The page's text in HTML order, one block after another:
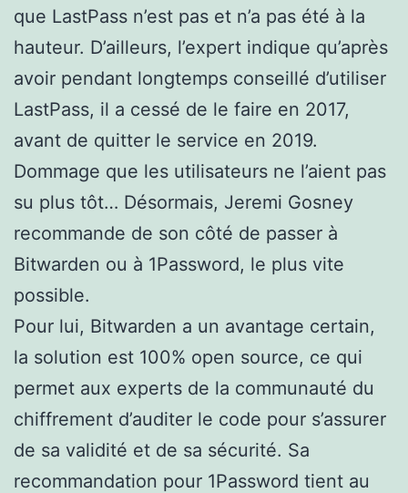
que LastPass n’est pas et n’a pas été à la
hauteur. D’ailleurs, l’expert indique qu’après
avoir pendant longtemps conseillé d’utiliser
LastPass, il a cessé de le faire en 2017,
avant de quitter le service en 2019.
Dommage que les utilisateurs ne l’aient pas
su plus tôt… Désormais, Jeremi Gosney
recommande de son côté de passer à
Bitwarden ou à 1Password, le plus vite
possible.
Pour lui, Bitwarden a un avantage certain,
la solution est 100% open source, ce qui
permet aux experts de la communauté du
chiffrement d’auditer le code pour s’assurer
de sa validité et de sa sécurité. Sa
recommandation pour 1Password tient au